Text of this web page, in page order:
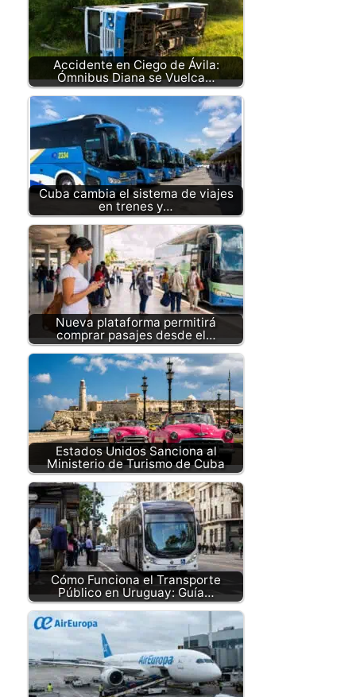
Accidente en Ciego de Ávila:
Ómnibus Diana se Vuelca…
Cuba cambia el sistema de viajes
en trenes y…
Nueva plataforma permitirá
comprar pasajes desde el…
Estados Unidos Sanciona al
Ministerio de Turismo de Cuba
Cómo Funciona el Transporte
Público en Uruguay: Guía…